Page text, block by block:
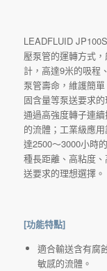
LEADFLUID
壓泵管的運轉方式
計，高達9米的吸程
泵管壽命，維護簡
固含量等泵送要求
通過高強度轉子連
的流體；工業級應
達2500～3000小時
種長距離、高粘度
送要求的理想選擇。
[功能特點]
適合輸送含有腐
敏感的流體。